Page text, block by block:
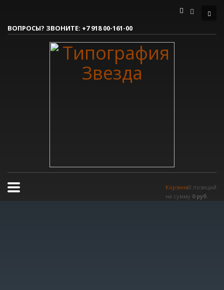
1 Вы делаете заявку.
Согласовываем макет.
Получаете готовый заказ!
ВОПРОСЫ? ЗВОНИТЕ: +7 918 00-161-00
Корзина0 позиций
на сумму 0 руб.